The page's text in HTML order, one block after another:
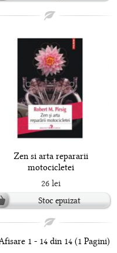
Zen si arta repararii
motocicletei
26 lei
Stoc epuizat
1 - 14 din 14 (1 Pagini)